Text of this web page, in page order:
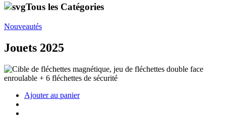
Tous les Catégories
Nouveautés
Jouets 2025
Ajouter au panier